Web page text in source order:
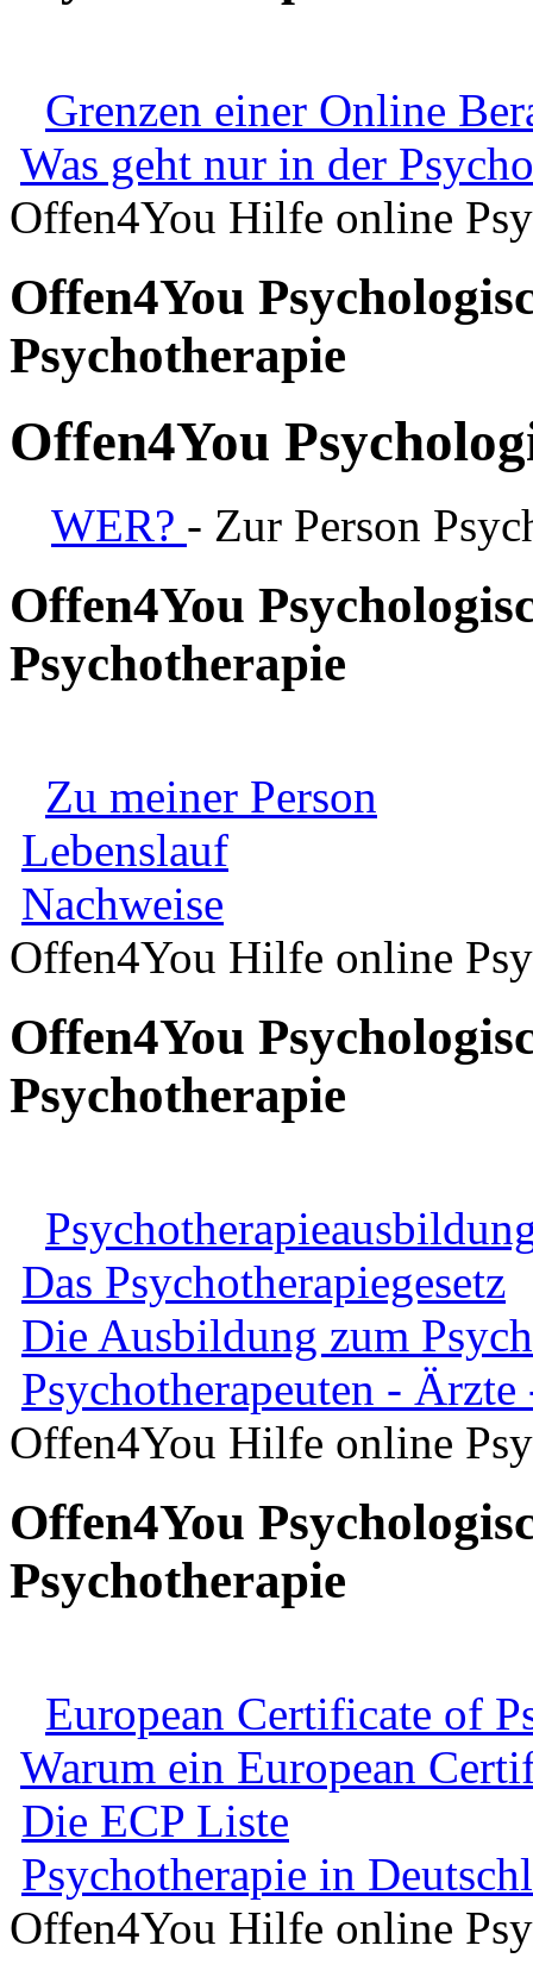
Grenzen einer Online
Was geht nur in der
Offen4You Hilfe online
Offen4You
Psychotherapie
Offen4You
WER? - Zur Person
Offen4You
Psychotherapie
Zu meiner Person
Lebenslauf
Nachweise
Offen4You Hilfe online
Offen4You
Psychotherapie
Das Psychotherapiegesetz
Die Ausbildung zum
Psychotherapeuten -
Offen4You Hilfe online
Offen4You
Psychotherapie
European Certificate of
Warum ein European
Die ECP Liste
Psychotherapie in
Offen4You Hilfe online